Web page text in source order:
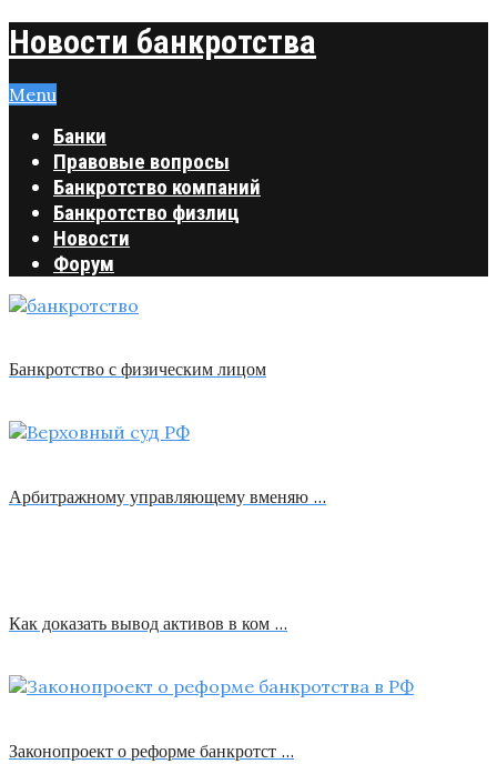
Новости банкротства
Menu
Банки
Правовые вопросы
Банкротство компаний
Банкротство физлиц
Новости
Форум
Банкротство с физическим лицом
Арбитражному управляющему вменяю …
Как доказать вывод активов в ком …
Законопроект о реформе банкротст …